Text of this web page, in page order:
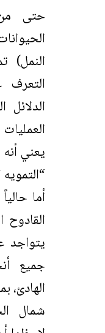
حتى
النمل)
يعني
أما
القادوح
يتواجد
جميع
شمال